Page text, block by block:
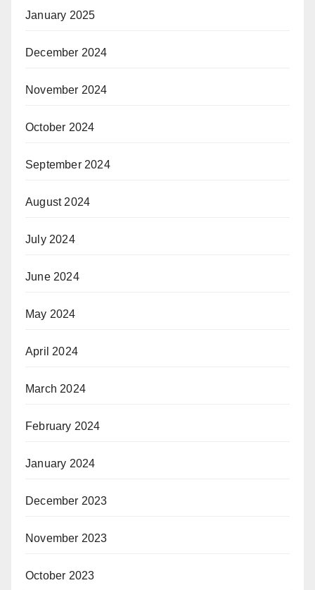
January 2025
December 2024
November 2024
October 2024
September 2024
August 2024
July 2024
June 2024
May 2024
April 2024
March 2024
February 2024
January 2024
December 2023
November 2023
October 2023